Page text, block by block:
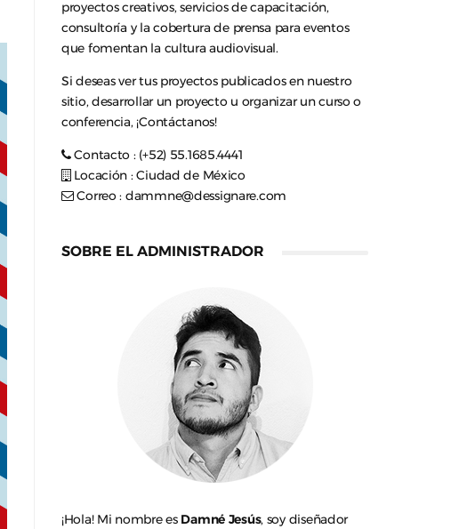
proyectos creativos, servicios de capacitación,
consultoría y la cobertura de prensa para eventos
que fomentan la cultura audiovisual.
Si deseas ver tus proyectos publicados en nuestro
sitio, desarrollar un proyecto u organizar un curso o
conferencia, ¡Contáctanos!
Contacto : (+52) 55.1685.4441
Locación : Ciudad de México
Correo : dammne@dessignare.com
SOBRE EL ADMINISTRADOR
¡Hola! Mi nombre es Damné Jesús, soy diseñador